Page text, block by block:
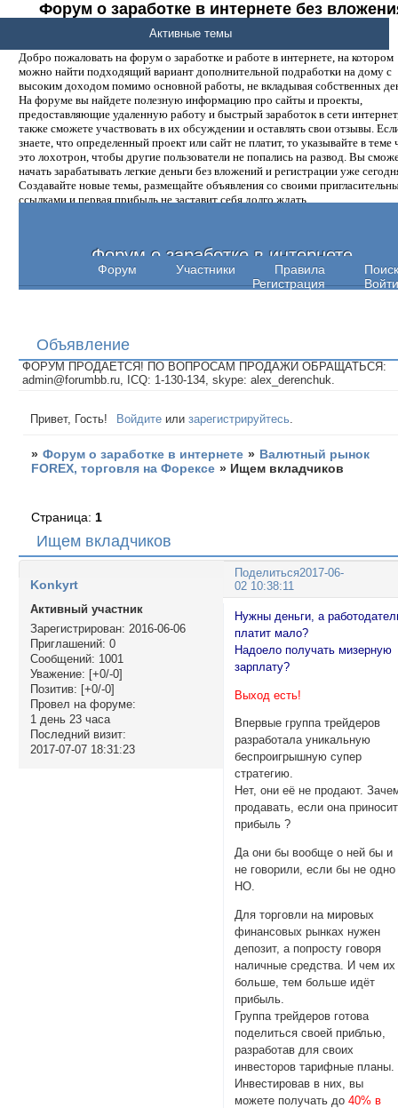
Форум о заработке в интернете без
денег.
Добро пожаловать на форум о заработке и работе в интернете, на котором
можно найти подходящий вариант дополнительной подработки на дому с
высоким доходом помимо основной работы, не вкладывая собственных
На форуме вы найдете полезную информацию про сайты и проекты,
предоставляющие удаленную работу и быстрый заработок в сети
также сможете участвовать в их обсуждении и оставлять свои отзывы.
знаете, что определенный проект или сайт не платит, то указывайте в теме
это лохотрон, чтобы другие пользователи не попались на развод. Вы
начать зарабатывать легкие деньги без вложений и регистрации уже
Создавайте новые темы, размещайте объявления со своими
ссылками и первая прибыль не заставит себя долго ждать.
Форум о заработке в интернете
Форум Участники Правила
Поиск
Регистрация
Войти
Активные темы
Объявление
ФОРУМ ПРОДАЕТСЯ! ПО ВОПРОСАМ ПРОДАЖИ ОБРАЩАТЬСЯ:
admin@forumbb.ru, ICQ: 1-130-134, skype: alex_derenchuk.
Привет, Гость! Войдите илизарегистрируйтесь
» Форум о заработке в интернете » Валютный рынок
FOREX, торговля на Форексе » Ищем вкладчиков
Ищем вкладчиков
Страница: 1
Поделиться2017-06-
02 10:38:11
Konkyrt
Активный участник
Зарегистрирован: 2016-06-06
Приглашений: 0
Сообщений: 1001
Уважение: [+0/-0]
Позитив: [+0/-0]
Провел на форуме:
1 день 23 часа
Последний визит:
2017-07-07 18:31:23
Нужны деньги, а
платит мало?
Надоело получать мизерную
зарплату?
Выход есть!
Впервые группа трейдеров
разработала уникальную
беспроигрышную супер
стратегию.
Нет, они её не продают.
продавать, если она приносит
прибыль ?
Да они бы вообще о ней бы и
не говорили, если бы не одно
НО.
Для торговли на мировых
финансовых рынках нужен
депозит, а попросту говоря
наличные средства. И чем их
больше, тем больше идёт
прибыль.
Группа трейдеров готова
поделиться своей приблью,
разработав для своих
инвесторов тарифные планы.
Инвестировав в них, вы
можете получать до40% в